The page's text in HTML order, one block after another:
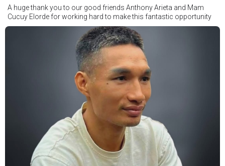
A huge thank you to our good friends Anthony Arieta and Mam
Cucuy Elorde for working hard to make this fantastic opportunity
possible.
We hope to have some exciting news to share very soon!